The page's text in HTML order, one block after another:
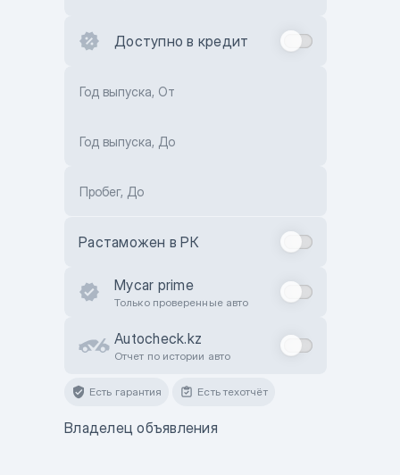
Доступно в кредит
Год выпуска, От
Год выпуска, До
Пробег, До
Растаможен в РК
Mycar prime
Только проверенные авто
Autocheck.kz
Отчет по истории авто
Есть гарантия Есть техотчёт
Владелец объявления